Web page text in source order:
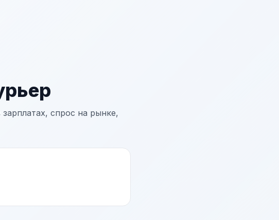
спрос на рынке,